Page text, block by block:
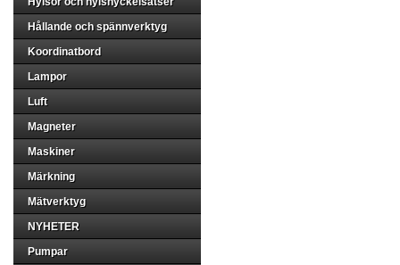
Hållande och spännverktyg
Koordinatbord
Lampor
Luft
Magneter
Maskiner
Märkning
Mätverktyg
NYHETER
Pumpar